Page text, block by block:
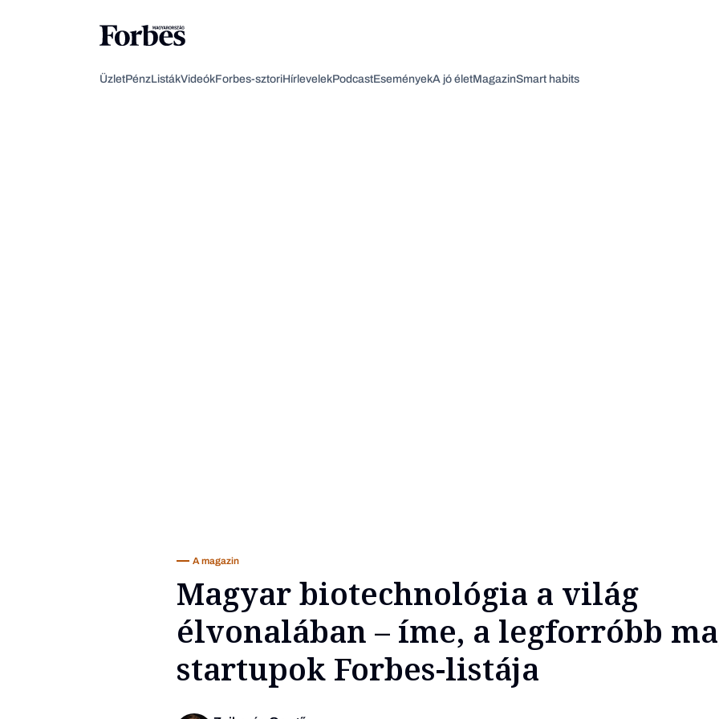
ÜzletPénzListákVideókForbes-sztoriHírlevelekPodcastEseményekA jó életMagazinSmart habits
A magazin
Magyar biotechnológia a világ
élvonalában – íme, a legforróbb
startupok Forbes-listája